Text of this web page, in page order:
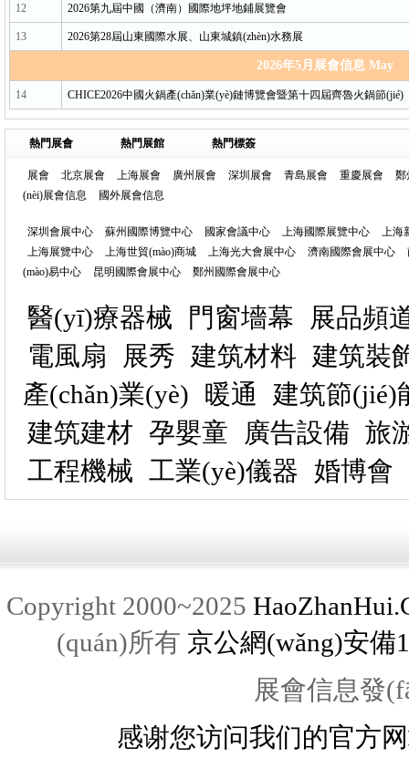
12 2026第九屆中國（濟南）國際地坪地鋪展覽會
13 2026第28屆山東國際水展、山東城鎮(zhèn)水務展
2026年5月展會信息 May
14 CHICE2026中國火鍋產(chǎn)業(yè)鏈博覽會暨第十四屆齊魯火鍋節(jié)
熱門展會 熱門展館 熱門標簽
展會 北京展會 上海展會 廣州展會 深圳展會 青島展會 重慶展會
鄭
(nèi)展會信息
國外展會信息
深圳會展中心 蘇州國際博覽中心 國家會議中心 上海國際展覽中心
上海
上海展覽中心
上海世貿(mào)商城 上海光大會展中心 濟南國際會展中心
(mào)易中心
昆明國際會展中心 鄭州國際會展中心
醫(yī)療器械 門窗墻幕
展品頻
電風扇
展秀 建筑材料 建筑裝
產(chǎn)業(yè) 暖通
建筑節(jié)
建筑建材 孕嬰童 廣告設備 旅
工程機械 工業(yè)儀器 婚博會
Copyright 2000~2025
(quán)所有 京公網(wǎng)安備
展會信息發
感谢您访问我们的官方